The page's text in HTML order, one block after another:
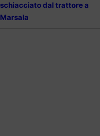
schiacciato dal trattore a
Marsala